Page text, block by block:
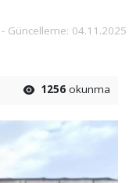
- Güncelleme:
1256 okunma